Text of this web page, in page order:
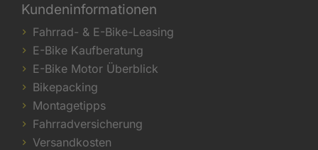
Kundeninformationen
Fahrrad- & E-Bike-Leasing
E-Bike Kaufberatung
E-Bike Motor Überblick
Bikepacking
Montagetipps
Fahrradversicherung
Versandkosten